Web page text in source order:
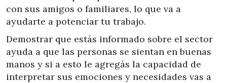
con sus amigos o familiares, lo que va a
ayudarte a potenciar tu trabajo.
Demostrar que estás informado sobre el sector
ayuda a que las personas se sientan en buenas
manos y si a esto le agregás la capacidad de
interpretar sus emociones y necesidades vas a